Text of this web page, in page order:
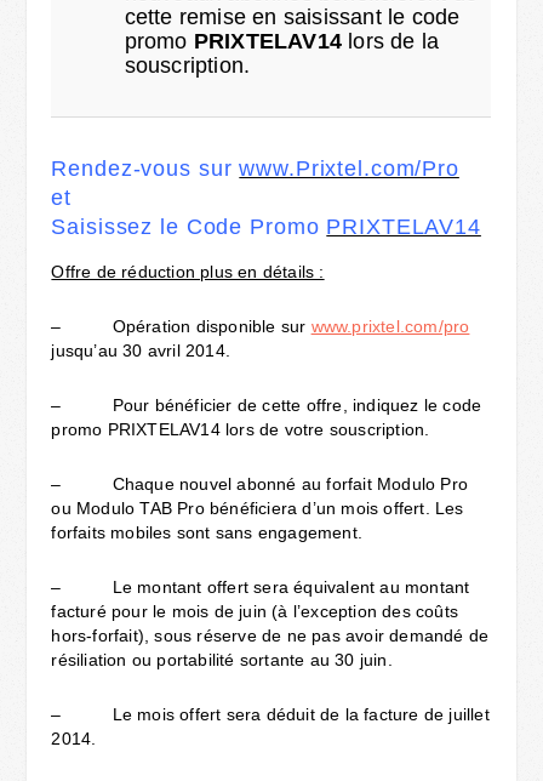
cette remise en saisissant le code
promo PRIXTELAV14 lors de la
souscription.
Rendez-vous surwww.Prixtel.com/Pro
et
Saisissez le Code Promo PRIXTELAV14
Offre de réduction plus en détails :
– Opération disponible sur www.prixtel.com/pro
jusqu’au 30 avril 2014.
– Pour bénéficier de cette offre, indiquez le code
promo PRIXTELAV14 lors de votre souscription.
– Chaque nouvel abonné au forfait Modulo Pro
ou Modulo TAB Pro bénéficiera d’un mois offert. Les
forfaits mobiles sont sans engagement.
– Le montant offert sera équivalent au montant
facturé pour le mois de juin (à l’exception des coûts
hors-forfait), sous réserve de ne pas avoir demandé de
résiliation ou portabilité sortante au 30 juin.
– Le mois offert sera déduit de la facture de juillet
2014.